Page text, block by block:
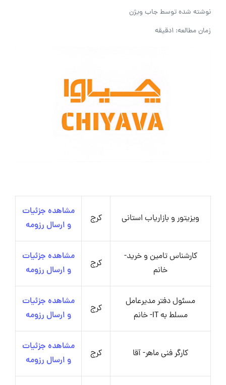
نوشته شده توسطجاب ویژن
زمان مطالعه: 1دقیقه
ویزیتور و بازاریاب استانی کرج
مشاهده جزئیات
و ارسال رزومه
کارشناس تامین و خرید-
خانم
کرج
مشاهده جزئیات
و ارسال رزومه
مسئول دفتر مدیرعامل
مسلط به IT- خانم
کرج
مشاهده جزئیات
و ارسال رزومه
کارگر فنی ماهر- آقا کرج
مشاهده جزئیات
و ارسال رزومه